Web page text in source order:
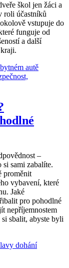
škol jen žáci a
roli účastníků
vstupuje do
funguje od
a další
–
sami zabalíte.
proměnit
vybavení, které
Jaké
pro pohodlné
nepříjemnostem
sbalit, abyste byli